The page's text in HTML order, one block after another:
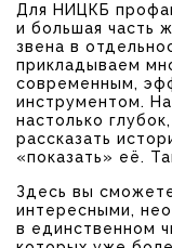
Для НИЦКБ
и большая часть
звена в
прикладываем
современным,
инструментом.
настолько
рассказать
«показать» её.
Здесь вы
интересными,
в единственном